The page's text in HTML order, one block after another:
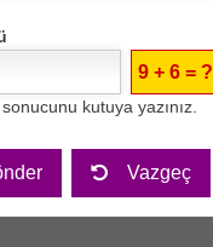
9 + 6 = ?
kutuya yazınız.
Vazgeç